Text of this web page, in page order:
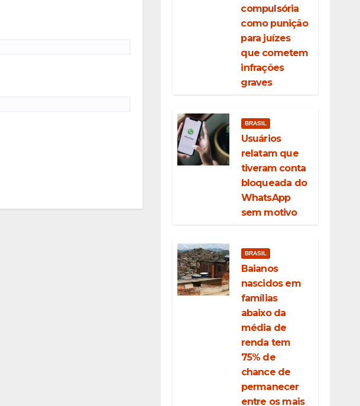
compulsória
como punição
para juízes
que cometem
infrações
graves
BRASIL
Usuários
relatam que
tiveram conta
bloqueada do
WhatsApp
sem motivo
BRASIL
Baianos
nascidos em
famílias
abaixo da
média de
renda tem
75% de
chance de
permanecer
entre os mais